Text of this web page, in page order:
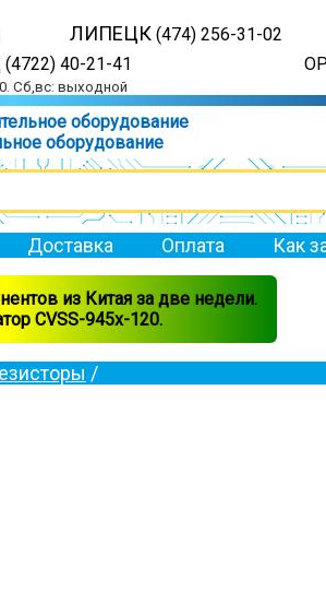
ЛИПЕЦК (474) 256-31-02
40-21-41
Сб,вс: выходной
оборудование
оборудование
Доставка Оплата Как
из Китая за две недели.
CVSS-945x-120.
/